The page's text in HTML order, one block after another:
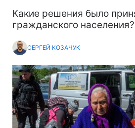
Какие решения было
гражданского населения?
СЕРГЕЙ КОЗАЧУК